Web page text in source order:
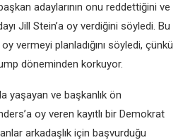
adaylarının onu reddettiğini ve
Jill Stein’a oy verdiğini söyledi. Bu
vermeyi planladığını söyledi, çünkü
döneminden korkuyor.
yaşayan ve başkanlık ön
oy veren kayıtlı bir Demokrat
arkadaşlık için başvurduğu